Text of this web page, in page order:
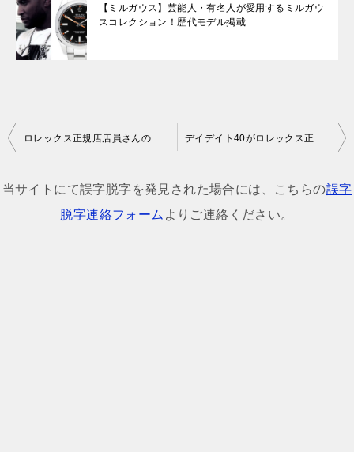
【ミルガウス】芸能人・有名人が愛用するミルガウ
スコレクション！歴代モデル掲載
投
ナ
ロレックス正規店店員さんの本音が暴露されてるサイトがやばすぎる デイデイト40がロレックス正規店で見つからない？正規店入荷状況も聞いてみた！
当サイトにて誤字脱字を発見された場合には、こちらの誤字
脱字連絡フォーム よりご連絡ください。